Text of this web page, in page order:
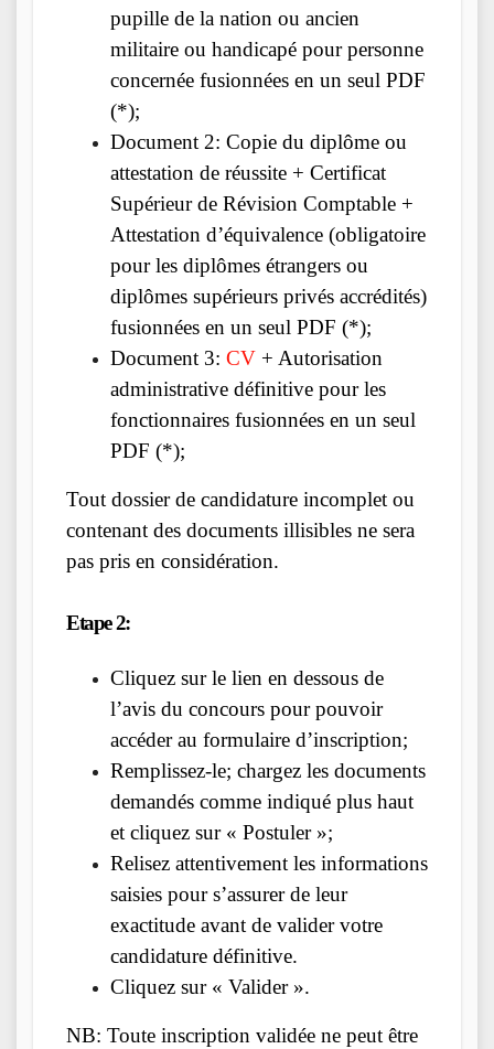
pupille de la nation ou ancien
militaire ou handicapé pour personne
concernée fusionnées en un seul PDF
(*);
Document 2: Copie du diplôme ou
attestation de réussite + Certificat
Supérieur de Révision Comptable +
Attestation d’équivalence (obligatoire
pour les diplômes étrangers ou
diplômes supérieurs privés accrédités)
fusionnées en un seul PDF (*);
Document 3: CV + Autorisation
administrative définitive pour les
fonctionnaires fusionnées en un seul
PDF (*);
Tout dossier de candidature incomplet ou
contenant des documents illisibles ne sera
pas pris en considération.
Etape 2:
Cliquez sur le lien en dessous de
l’avis du concours pour pouvoir
accéder au formulaire d’inscription;
Remplissez-le; chargez les documents
demandés comme indiqué plus haut
et cliquez sur « Postuler »;
Relisez attentivement les informations
saisies pour s’assurer de leur
exactitude avant de valider votre
candidature définitive.
Cliquez sur « Valider ».
NB: Toute inscription validée ne peut être